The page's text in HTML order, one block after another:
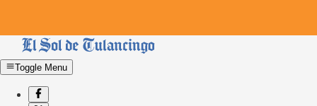
Toggle Menu